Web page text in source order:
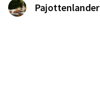
Pajottenlander